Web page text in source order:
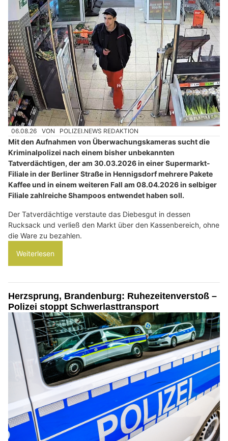
06.08.26 VON POLIZEI.NEWS REDAKTION
Mit den Aufnahmen von Überwachungskameras sucht die
Kriminalpolizei nach einem bisher unbekannten
Tatverdächtigen, der am 30.03.2026 in einer Supermarkt-
Filiale in der Berliner Straße in Hennigsdorf mehrere Pakete
Kaffee und in einem weiteren Fall am 08.04.2026 in selbiger
Filiale zahlreiche Shampoos entwendet haben soll.
Der Tatverdächtige verstaute das Diebesgut in dessen
Rucksack und verließ den Markt über den Kassenbereich, ohne
die Ware zu bezahlen.
Weiterlesen
Herzsprung, Brandenburg: Ruhezeitenverstoß –
Polizei stoppt Schwerlasttransport